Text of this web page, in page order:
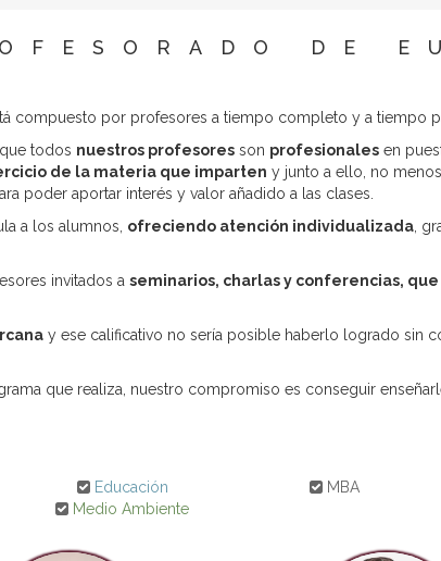
DE
compuesto por profesores a tiempo completo y a tiempo
todos nuestros profesores son profesionales en
de la materia que imparten y junto a ello, no
poder aportar interés y valor añadido a las clases.
a los alumnos, ofreciendo atención individualizada ,
invitados a seminarios, charlas y conferencias,
y ese calificativo no sería posible haberlo logrado sin
que realiza, nuestro compromiso es conseguir
Educación MBA
Medio Ambiente